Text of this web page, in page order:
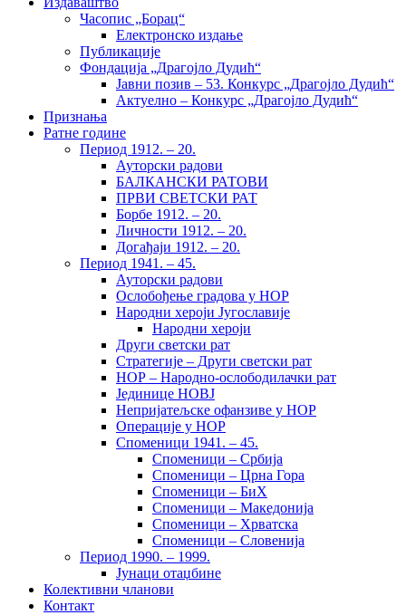
Часопис „Борац“
Електронско издање
Публикације
Фондација „Драгојло Дудић“
Јавни позив – 53. Конкурс „Драгојло Дудић“
Актуелно – Конкурс „Драгојло Дудић“
Признања
Ратне године
Период 1912. – 20.
Ауторски радови
БАЛКАНСКИ РАТОВИ
ПРВИ СВЕТСКИ РАТ
Борбе 1912. – 20.
Личности 1912. – 20.
Догађаји 1912. – 20.
Период 1941. – 45.
Ауторски радови
Ослобођење градова у НОР
Народни хероји Југославије
Народни хероји
Други светски рат
Стратегије – Други светски рат
НОР – Народно-ослободилачки рат
Јединице НОВЈ
Непријатељске офанзиве у НОР
Операције у НОР
Споменици 1941. – 45.
Споменици – Србија
Споменици – Црна Гора
Споменици – БиХ
Споменици – Македонија
Споменици – Хрватска
Споменици – Словенија
Период 1990. – 1999.
Јунаци отаџбине
Колективни чланови
Контакт